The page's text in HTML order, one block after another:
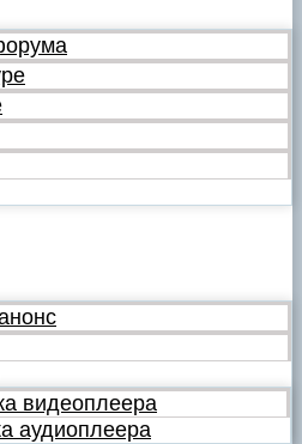
видеоплеера
аудиоплеера